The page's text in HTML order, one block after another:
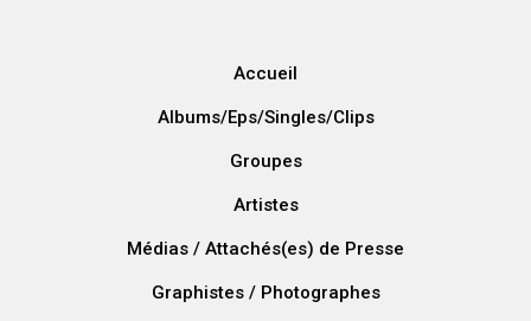
Accueil
Albums/Eps/Singles/Clips
Groupes
Artistes
Médias / Attachés(es) de Presse
Graphistes / Photographes